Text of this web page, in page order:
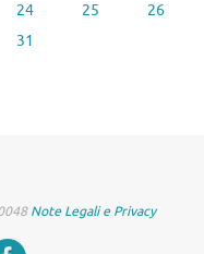
24 25
26
31
Note Legali e Privacy